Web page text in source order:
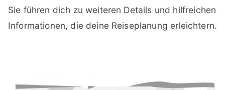
Sie führen dich zu weiteren Details und hilfreichen
Informationen, die deine Reiseplanung erleichtern.